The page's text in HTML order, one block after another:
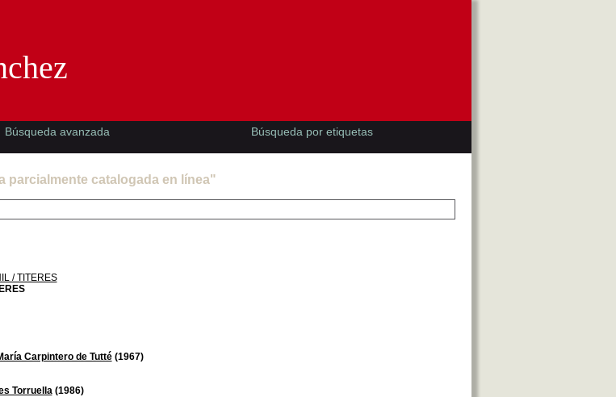
parcialmente catalogada en línea"
/ TITERES
Carpintero de Tutté(1967)
Torruella(1986)
Búsqueda avanzada Búsqueda por etiquetas